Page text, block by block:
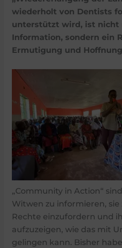
wiederholt von Dentists
unterstützt wird, ist nicht
Information, sondern ein
Ermutigung und
„Community in Action“
Witwen zu informieren,
Rechte einzufordern und
aufzuzeigen, wie das mit
gelingen kann. Bisher